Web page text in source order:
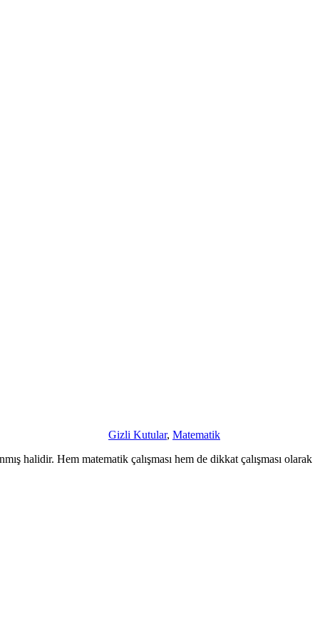
Gizli Kutular, Matematik
halidir. Hem matematik çalışması hem de dikkat çalışması olarak